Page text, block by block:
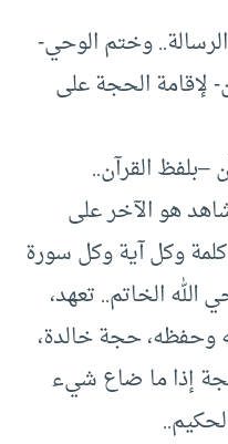
وختم الوحي-
لإقامة الحجة على
–بلفظ القرآن..
هو الآخر على
وكل آية وكل سورة
الله الخاتم.. تعهد،
وحفظه، حجة خالدة،
إذا ما ضاع شيء